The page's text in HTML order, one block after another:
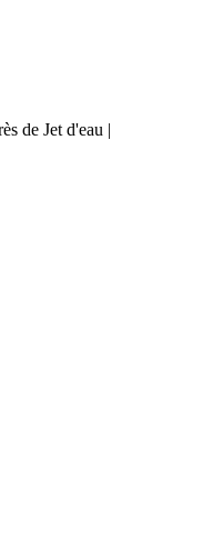
de Jet d'eau |